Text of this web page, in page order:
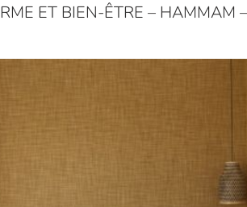
ET BIEN-ÊTRE – HAMMAM